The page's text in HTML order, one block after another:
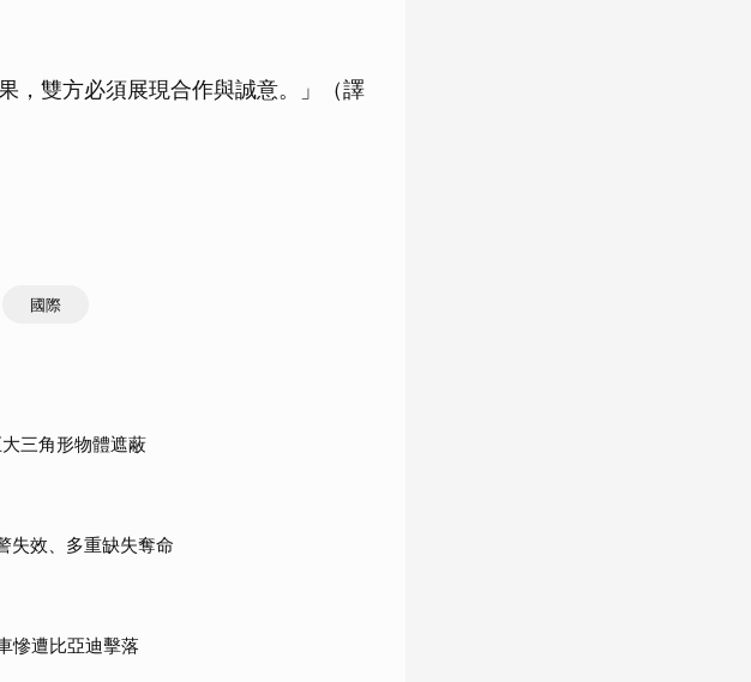
，雙方必須展現合作與誠意。」（譯
國際
三角形物體遮蔽
失效、多重缺失奪命
慘遭比亞迪擊落